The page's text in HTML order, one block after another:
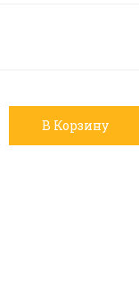
В Корзину